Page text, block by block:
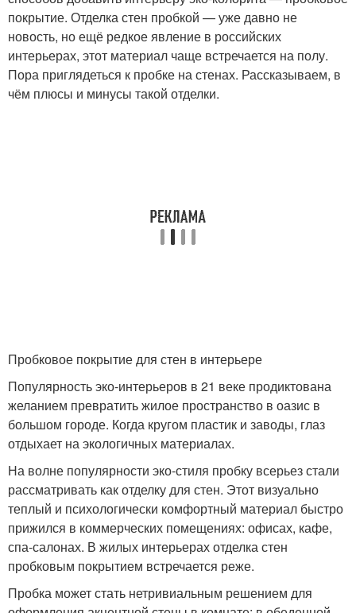
покрытие. Отделка стен пробкой — уже давно не
новость, но ещё редкое явление в российских
интерьерах, этот материал чаще встречается на полу.
Пора приглядеться к пробке на стенах. Рассказываем, в
чём плюсы и минусы такой отделки.
Пробковое покрытие для стен в интерьере
Популярность эко-интерьеров в 21 веке продиктована
желанием превратить жилое пространство в оазис в
большом городе. Когда кругом пластик и заводы, глаз
отдыхает на экологичных материалах.
На волне популярности эко-стиля пробку всерьез стали
рассматривать как отделку для стен. Этот визуально
теплый и психологически комфортный материал быстро
прижился в коммерческих помещениях: офисах, кафе,
спа-салонах. В жилых интерьерах отделка стен
пробковым покрытием встречается реже.
Пробка может стать нетривиальным решением для